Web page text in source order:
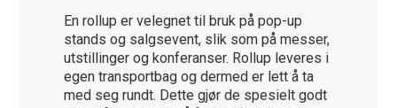
En rollup er velegnet til bruk på pop-up
stands og salgsevent, slik som på messer,
utstillinger og konferanser. Rollup leveres i
egen transportbag og dermed er lett å ta
med seg rundt. Dette gjør de spesielt godt